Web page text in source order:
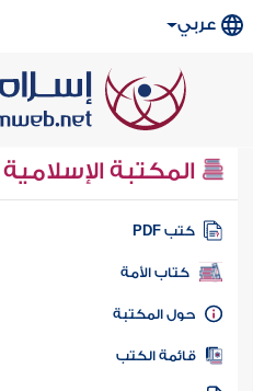
عربي
المكتبة الإسلامية
كتب PDF
كتاب الأمة
المكتبة